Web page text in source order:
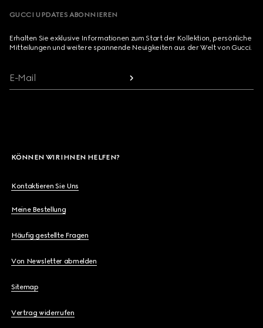
GUCCI UPDATES ABONNIEREN
Erhalten Sie exklusive Informationen zum Start der Kollektion, persönliche
Mitteilungen und weitere spannende Neuigkeiten aus der Welt von Gucci.
E-Mail
KÖNNEN WIR IHNEN HELFEN?
Kontaktieren Sie Uns
Meine Bestellung
Häufig gestellte Fragen
Von Newsletter abmelden
Sitemap
Vertrag widerrufen